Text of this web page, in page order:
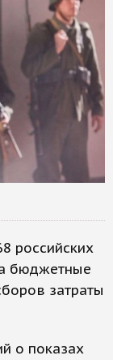
российских
бюджетные
затраты
о показах